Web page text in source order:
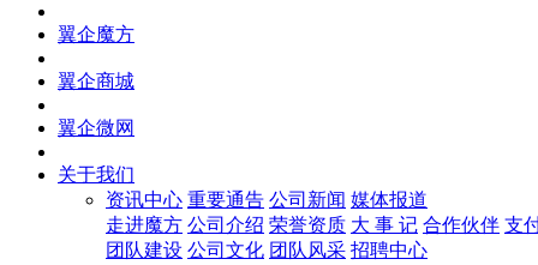
翼企魔方
翼企商城
翼企微网
关于我们
资讯中心 重要通告 公司新闻 媒体报道
走进魔方 公司介绍 荣誉资质 大 事 记 合作伙伴 支
团队建设 公司文化 团队风采 招聘中心